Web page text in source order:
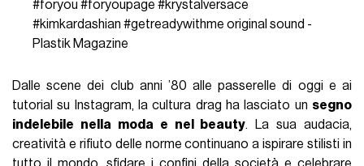
#foryou #foryoupage #krystalversace
#kimkardashian #getreadywithme original sound -
Plastik Magazine
Dalle scene dei club anni ’80 alle passerelle di oggi e ai
tutorial su Instagram, la cultura drag ha lasciato un segno
indelebile nella moda e nel beauty. La sua audacia,
creatività e rifiuto delle norme continuano a ispirare stilisti in